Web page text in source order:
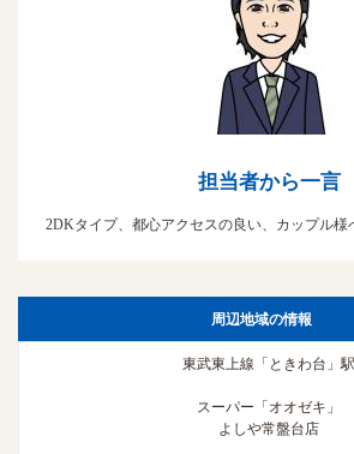
担当者から一言
2DKタイプ、都心アクセスの良い、カップル様
周辺地域の情報
東武東上線「ときわ台」駅
スーパー「オオゼキ」
よしや常盤台店